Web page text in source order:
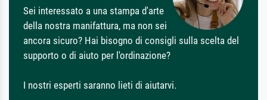
Sei interessato a una stampa d'arte
della nostra manifattura, ma non sei
ancora sicuro? Hai bisogno di consigli sulla scelta del
supporto o di aiuto per l'ordinazione?
I nostri esperti saranno lieti di aiutarvi.